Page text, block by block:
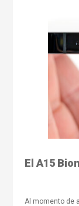
El A15
Al momento de